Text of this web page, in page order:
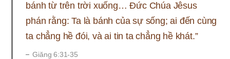
bánh từ trên trời xuống… Đức Chúa Jêsus
phán rằng: Ta là bánh của sự sống; ai đến cùng
ta chẳng hề đói, và ai tin ta chẳng hề khát.”
Giăng 6:31-35